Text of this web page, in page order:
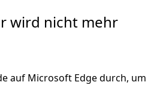
wird nicht mehr
auf Microsoft Edge durch, um